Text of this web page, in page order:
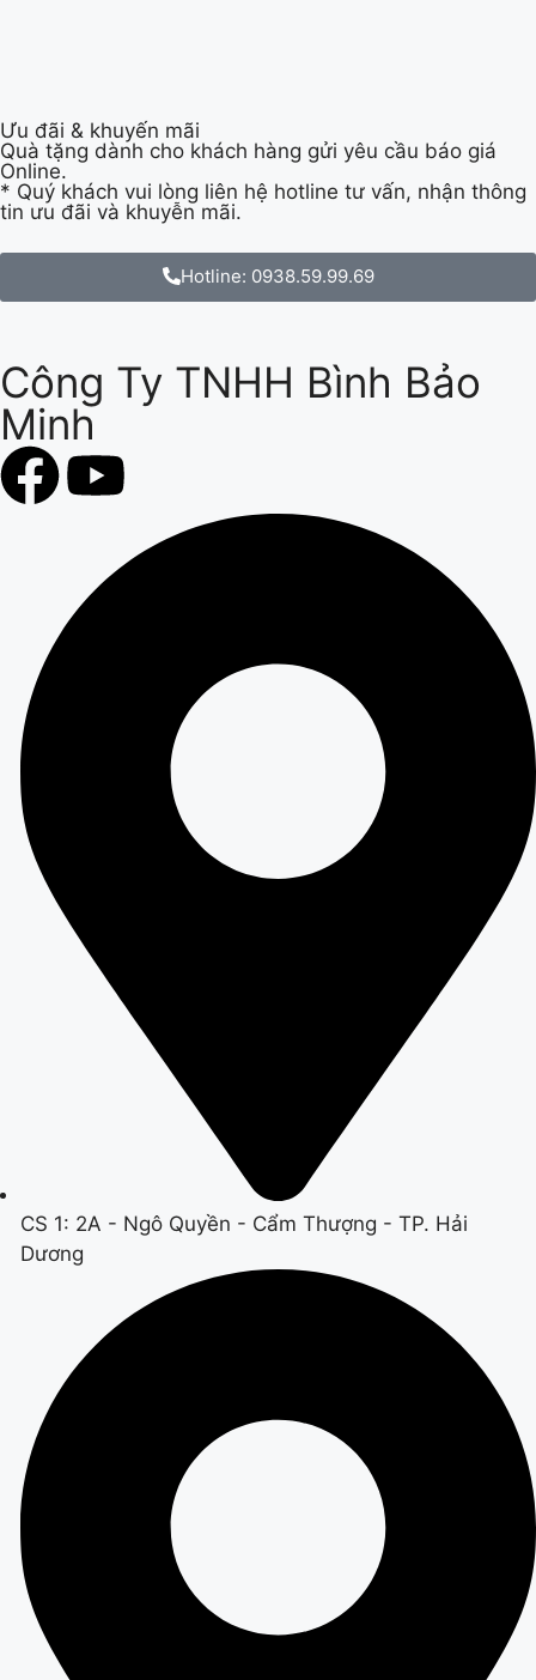
Ưu đãi & khuyến mãi
Quà tặng dành cho khách hàng gửi yêu cầu báo giá
Online.
* Quý khách vui lòng liên hệ hotline tư vấn, nhận thông
tin ưu đãi và khuyễn mãi.
Hotline: 0938.59.99.69
Công Ty TNHH Bình Bảo
Minh
CS 1: 2A - Ngô Quyền - Cẩm Thượng - TP. Hải
Dương